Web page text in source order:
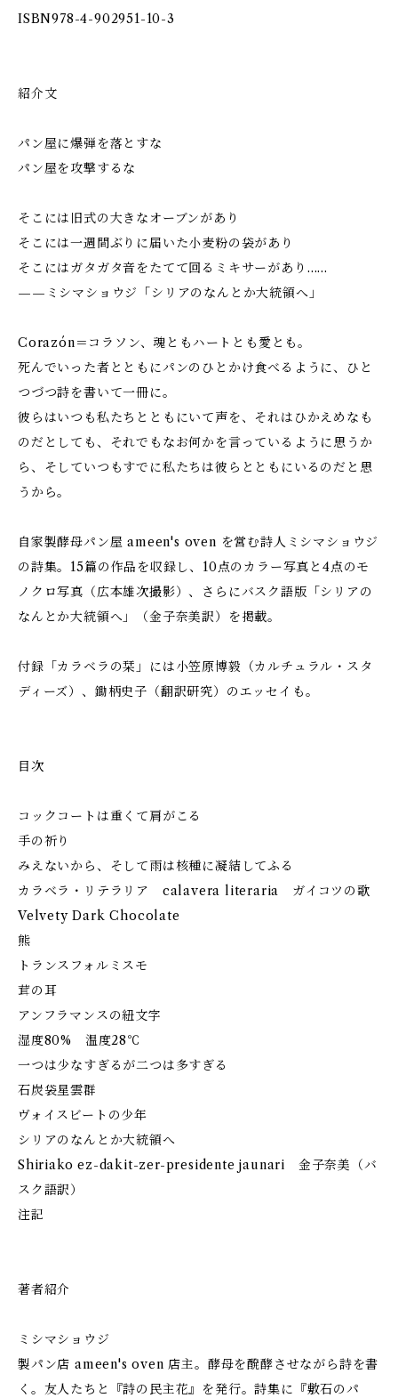
ISBN978-4-902951-10-3
紹介文
パン屋に爆弾を落とすな
パン屋を攻撃するな
そこには旧式の大きなオーブンがあり
そこには一週間ぶりに届いた小麦粉の袋があり
そこにはガタガタ音をたてて回るミキサーがあり……
——ミシマショウジ「シリアのなんとか大統領へ」
Corazón＝コラソン、魂ともハートとも愛とも。
死んでいった者とともにパンのひとかけ食べるように、ひと
つづつ詩を書いて一冊に。
彼らはいつも私たちとともにいて声を、それはひかえめなも
のだとしても、それでもなお何かを言っているように思うか
ら、そしていつもすでに私たちは彼らとともにいるのだと思
うから。
自家製酵母パン屋 ameen's oven を営む詩人ミシマショウジ
の詩集。15篇の作品を収録し、10点のカラー写真と4点のモ
ノクロ写真（広本雄次撮影）、さらにバスク語版「シリアの
なんとか大統領へ」（金子奈美訳）を掲載。
付録「カラベラの栞」には小笠原博毅（カルチュラル・スタ
ディーズ）、鋤柄史子（翻訳研究）のエッセイも。
目次
コックコートは重くて肩がこる
手の祈り
みえないから、そして雨は核種に凝結してふる
カラベラ・リテラリア calavera literaria ガイコツの歌
Velvety Dark Chocolate
熊
トランスフォルミスモ
茸の耳
アンフラマンスの紐文字
湿度80% 温度28℃
一つは少なすぎるが二つは多すぎる
石炭袋星雲群
ヴォイスビートの少年
シリアのなんとか大統領へ
Shiriako ez-dakit-zer-presidente jaunari 金子奈美（バ
スク語訳）
注記
著者紹介
ミシマショウジ
製パン店 ameen's oven 店主。酵母を醗酵させながら詩を書
く。友人たちと『詩の民主花』を発行。詩集に『敷石のパ